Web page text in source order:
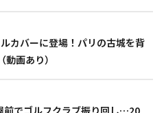
カバーに登場！パリの古城を背
画あり）